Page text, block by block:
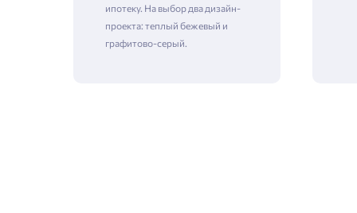
ипотеку. На выбор два дизайн-
проекта: теплый бежевый и
графитово-серый.